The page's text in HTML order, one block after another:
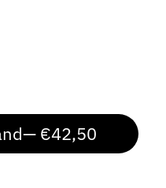
— €42,50